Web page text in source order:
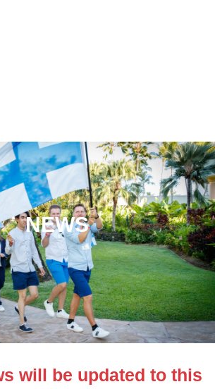
NEWS
will be updated to this